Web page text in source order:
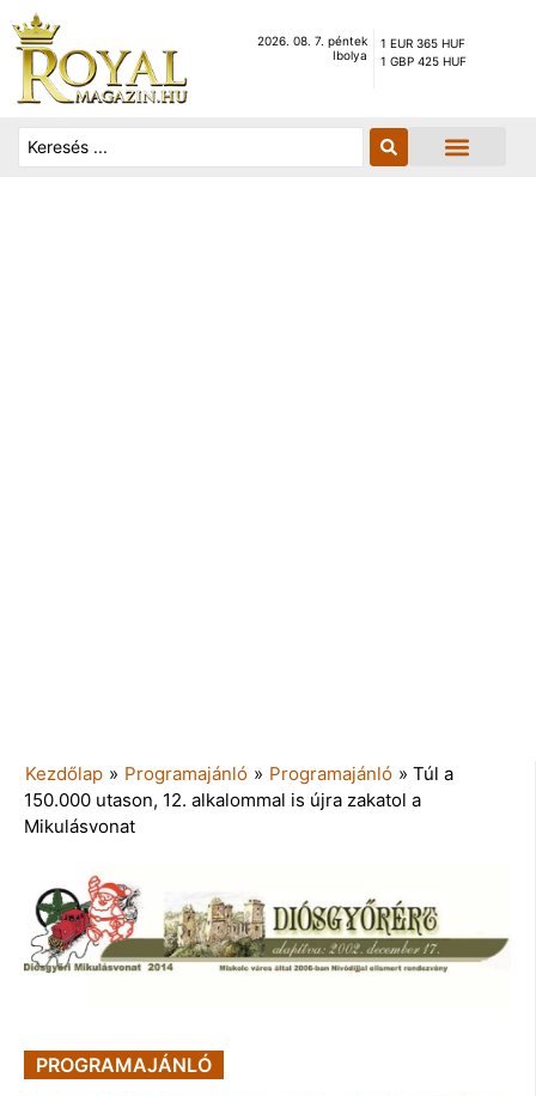
2026. 08. 7. péntek
Ibolya
1 EUR 365 HUF
1 GBP 425 HUF
Kezdőlap » Programajánló » Programajánló » Túl a
150.000 utason, 12. alkalommal is újra zakatol a
Mikulásvonat
PROGRAMAJÁNLÓ